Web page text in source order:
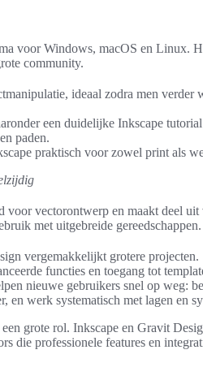
voor Windows, macOS en Linux.
community.
ideaal zodra men verder
een duidelijke Inkscape
paden.
praktisch voor zowel print als
voor vectorontwerp en maakt deel
met uitgebreide gereedschappen.
vergemakkelijkt grotere projecten.
functies en toegang tot
nieuwe gebruikers snel op weg:
en werk systematisch met lagen en
grote rol. Inkscape en Gravit
die professionele features en